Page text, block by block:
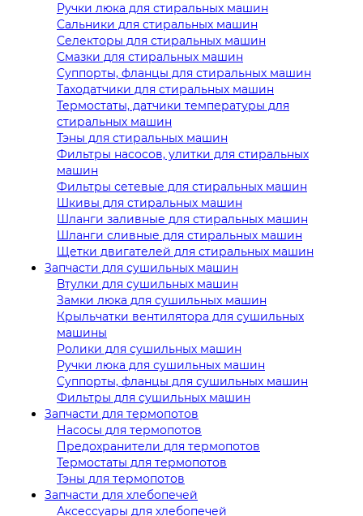
Ручки люка для стиральных машин
Сальники для стиральных машин
Селекторы для стиральных машин
Смазки для стиральных машин
Суппорты, фланцы для стиральных машин
Таходатчики для стиральных машин
Термостаты, датчики температуры для
стиральных машин
Тэны для стиральных машин
Фильтры насосов, улитки для стиральных
машин
Фильтры сетевые для стиральных машин
Шкивы для стиральных машин
Шланги заливные для стиральных машин
Шланги сливные для стиральных машин
Щетки двигателей для стиральных машин
Запчасти для сушильных машин
Втулки для сушильных машин
Замки люка для сушильных машин
Крыльчатки вентилятора для сушильных
машины
Ролики для сушильных машин
Ручки люка для сушильных машин
Суппорты, фланцы для сушильных машин
Фильтры для сушильных машин
Запчасти для термопотов
Насосы для термопотов
Предохранители для термопотов
Термостаты для термопотов
Тэны для термопотов
Запчасти для хлебопечей
Аксессуары для хлебопечей